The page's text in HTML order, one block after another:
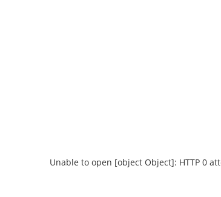
Unable to open [object Object]: HTTP 0